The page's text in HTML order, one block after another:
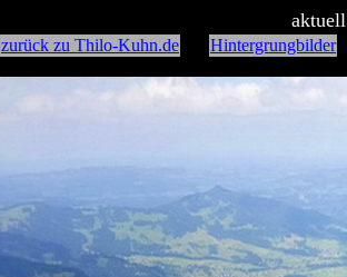
zurück zu Thilo-Kuhn.de Hintergrungbilder